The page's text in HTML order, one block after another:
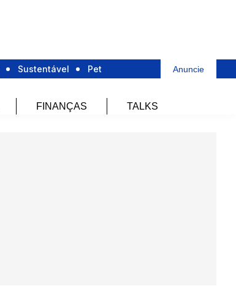
Sustentável Pet Anuncie
FINANÇAS TALKS